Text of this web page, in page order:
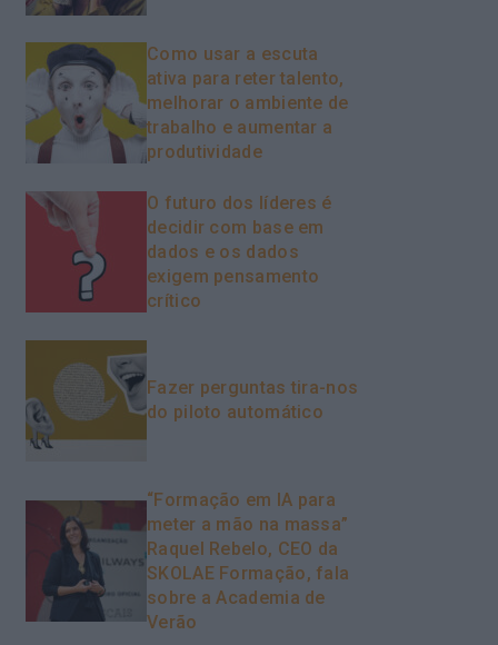
Como usar a escuta
ativa para reter talento,
melhorar o ambiente de
trabalho e aumentar a
produtividade
O futuro dos líderes é
decidir com base em
dados e os dados
exigem pensamento
crítico
Fazer perguntas tira-nos
do piloto automático
“Formação em IA para
meter a mão na massa”
Raquel Rebelo, CEO da
SKOLAE Formação, fala
sobre a Academia de
Verão